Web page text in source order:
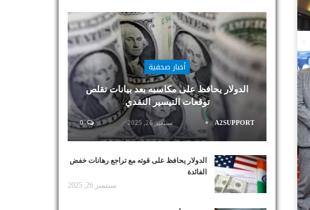
أخبار صحفية
الدولار يحافظ على مكاسبه بعد بيانات تقلص
توقعات التيسير النقدي
A2SUPPORT سبتمبر 26, 2025 0
الدولار يحافظ على قوته مع تراجع رهانات خفض
الفائدة
سبتمبر 26, 2025